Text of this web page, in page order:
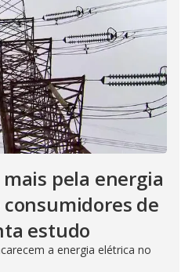
pela energia
de
estudo
a energia elétrica no